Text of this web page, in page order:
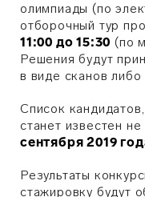
олимпиады (по
отборочный тур
11:00 до 15:30 (по
Решения будут
в виде сканов
Список
станет известен
сентября 2019
Результаты
стажировку будут